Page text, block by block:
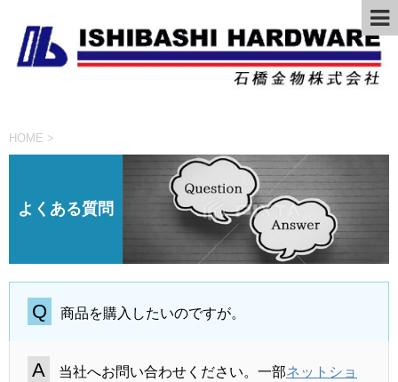
HOME >
よくある質問
商品を購入したいのですが。
当社へお問い合わせください。一部ネットショ